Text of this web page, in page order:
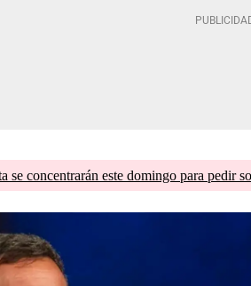
se concentrarán este domingo para pedir